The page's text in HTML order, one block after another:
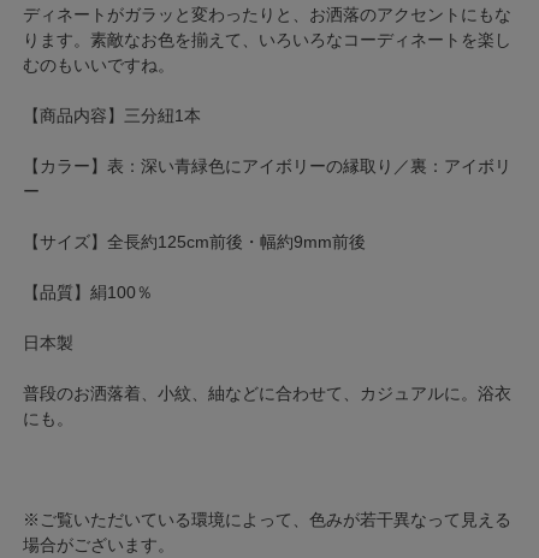
ディネートがガラッと変わったりと、お洒落のアクセントにもな
ります。素敵なお色を揃えて、いろいろなコーディネートを楽し
むのもいいですね。
【商品内容】三分紐1本
【カラー】表：深い青緑色にアイボリーの縁取り／裏：アイボリ
ー
【サイズ】全長約125cm前後・幅約9mm前後
【品質】絹100％
日本製
普段のお洒落着、小紋、紬などに合わせて、カジュアルに。浴衣
にも。
※ご覧いただいている環境によって、色みが若干異なって見える
場合がございます。